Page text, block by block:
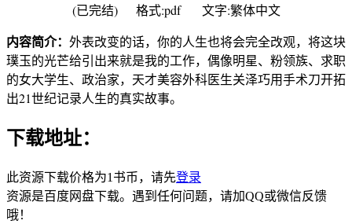
(已完结) 格式:pdf 文字:繁体中文
内容简介： 外表改变的话，你的人生也将会完全改观，将这块
璞玉的光芒给引出来就是我的工作，偶像明星、粉领族、求职
的女大学生、政治家，天才美容外科医生关泽巧用手术刀开拓
出21世纪记录人生的真实故事。
下载地址：
此资源下载价格为1 书币，请先登录
资源是百度网盘下载。遇到任何问题，请加QQ或微信反馈
哦！